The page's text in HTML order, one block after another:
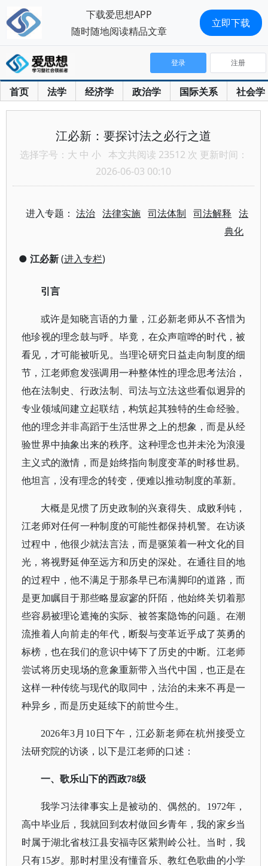
首页 法学 经济学 政治学 国际关系 社会学
登录 注册
江必新：要探讨法之必行之道
选择字号： 大 中 小 本文共阅读 23512 次 更新时间：
2026-06-03 00:10
进入专题：法治 法律实施 司法体制 司法解释
法
典化
● 江必新(进入专栏)
引言
或许是知晓言语的力量，江必新老师从不吝惜为
他珍视的理念鼓与呼。毕竟，在众声喧哗的时代，被
看见，才可能被听见。当理论研究日益走向制度的细
节，江老师愈发强调用一种整体性的理念思考法治，
他在法制史、行政法制、司法与立法这些看似迥异的
专业领域间建立起联结，构筑起其独特的生命经验。
他的理念并非高蹈于生活世界之上的想象，而是从经
验世界中抽象出来的秩序。这种理念也并未沦为浪漫
主义式的激情，而是始终指向制度变革的时移世易。
他坦言，没有理念的转变，便难以推动制度的革新。
大概是见惯了历史政制的兴衰得失、成败利钝，
江老师对任何一种制度的可能性都保持机警。在访谈
过程中，他很少就法言法，而是驱策着一种文化的目
光，将视野延伸至远方和历史的深处。在通往目的地
的过程中，他不满足于那条早已布满脚印的道路，而
是更加瞩目于那些略显寂寥的阡陌，他始终关切着那
些容易被理论遮掩的实际、被答案隐饰的问题。在潮
流推着人向前走的年代，断裂与变革近乎成了英勇的
标榜，也在我们的意识中铸下了历史的中断。江老师
尝试将历史现场的意象重新带入当代中国，也正是在
这样一种传统与现代的取同中，法治的未来不再是一
种异乡，而是历史延续下的前世今生。
2026年3月10日下午，江必新老师在杭州接受立
法研究院的访谈，以下是江老师的口述：
一、歌乐山下的西政78级
我学习法律事实上是被动的、偶然的。 1972年，
高中毕业后，我就回到农村做回乡青年，我的家乡当
时属于湖北省枝江县安福寺区紫荆岭公社。当时，我
只有15岁。那时村里没有懂音乐、教红色歌曲的小学
下载爱思想APP
随时随地阅读精品文章
立即下载